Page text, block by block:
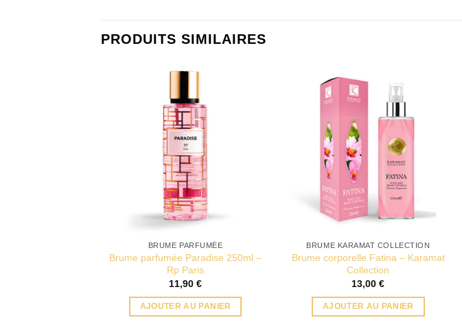
PRODUITS SIMILAIRES
BRUME PARFUMÉE
Brume parfumée Paradise 250ml –
Rp Paris
11,90€
AJOUTER AU PANIER
BRUME KARAMAT COLLECTION
Brume corporelle Fatina – Karamat
Collection
13,00€
AJOUTER AU PANIER